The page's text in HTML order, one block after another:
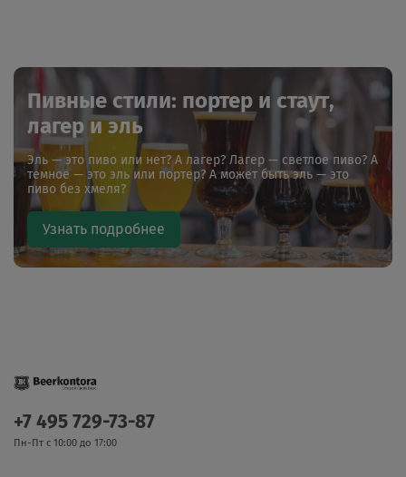
Пивные стили: портер и стаут,
лагер и эль
Эль — это пиво или нет? А лагер? Лагер — светлое пиво? А
темное — это эль или портер? А может быть эль — это
пиво без хмеля?
Узнать подробнее
+7 495 729-73-87
Пн-Пт с 10:00 до 17:00